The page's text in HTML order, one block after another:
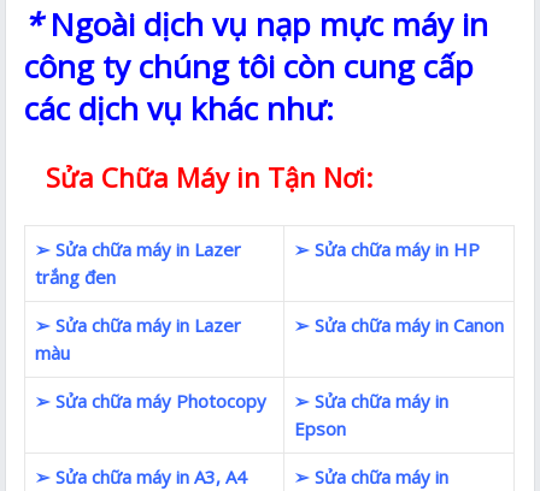
*Ngoài dịch vụ nạp mực máy in
công ty chúng tôi còn cung cấp
các dịch vụ khác như:
Sửa Chữa Máy in Tận Nơi:
➢ Sửa chữa máy in Lazer
trắng đen
➢ Sửa chữa máy in HP
➢ Sửa chữa máy in Lazer
màu
➢ Sửa chữa máy in Canon
➢ Sửa chữa máy Photocopy
➢ Sửa chữa máy in
Epson
➢ Sửa chữa máy in A3, A4
➢ Sửa chữa máy in